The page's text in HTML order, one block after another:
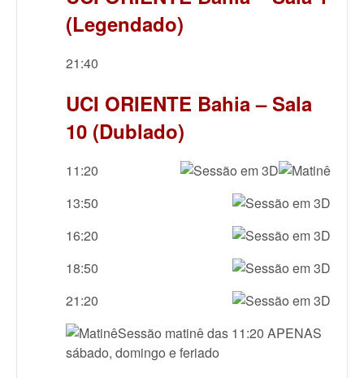
(Legendado)
21:40
UCI ORIENTE Bahia – Sala
10 (Dublado)
11:20
13:50
16:20
18:50
21:20
Sessão matinê das 11:20 APENAS
sábado, domingo e feriado